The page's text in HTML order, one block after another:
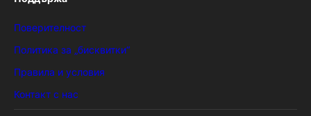
Поверителност
Политика за „бисквитки“
Правила и условия
Контакт с нас